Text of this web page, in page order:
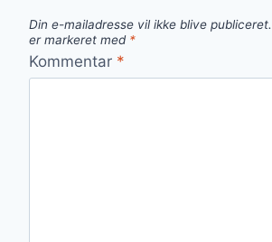
Din e-mailadresse vil ikke blive publiceret.
er markeret med *
Kommentar *